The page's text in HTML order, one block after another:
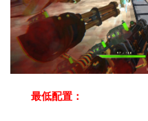
最低配置：